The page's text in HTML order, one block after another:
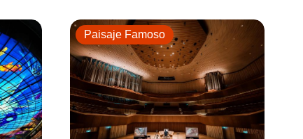
Paisaje Famoso